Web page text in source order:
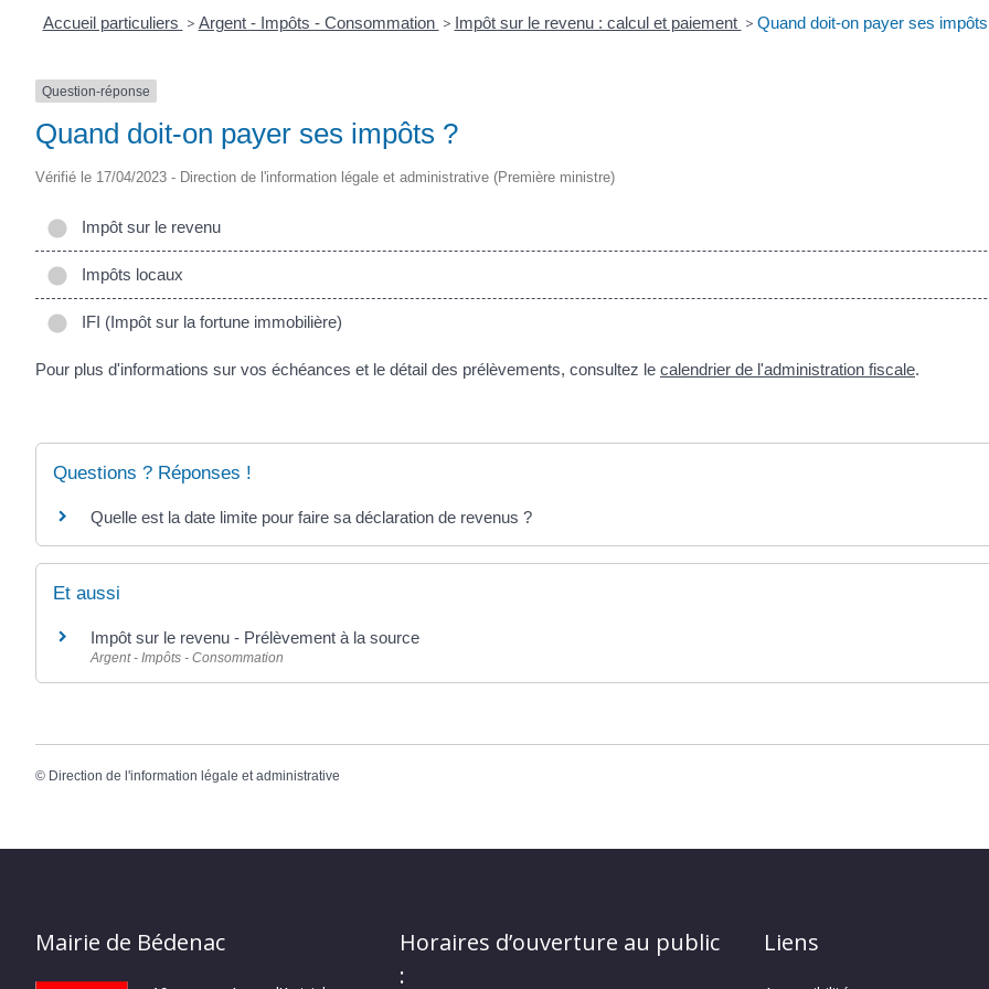
Accueil particuliers > Argent - Impôts - Consommation > Impôt sur le revenu : calcul et paiement > Quand doit-on payer ses
Question-réponse
Quand doit-on payer ses impôts ?
Vérifié le 17/04/2023 - Direction de l'information légale et administrative (Première ministre)
Impôt sur le revenu
Impôts locaux
IFI (Impôt sur la fortune immobilière)
Pour plus d'informations sur vos échéances et le détail des prélèvements, consultez le calendrier de l'administration fiscale.
Questions ? Réponses !
Quelle est la date limite pour faire sa déclaration de revenus ?
Et aussi
Impôt sur le revenu - Prélèvement à la source
Argent - Impôts - Consommation
© Direction de l'information légale et administrative
Mairie de Bédenac
Horaires d’ouverture au public
:
Liens